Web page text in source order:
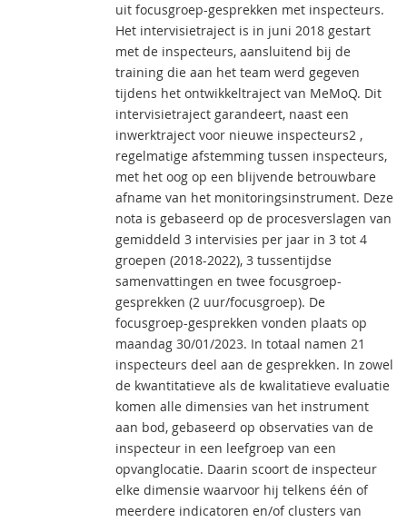
uit focusgroep-gesprekken met inspecteurs.
Het intervisietraject is in juni 2018 gestart
met de inspecteurs, aansluitend bij de
training die aan het team werd gegeven
tijdens het ontwikkeltraject van MeMoQ. Dit
intervisietraject garandeert, naast een
inwerktraject voor nieuwe inspecteurs2 ,
regelmatige afstemming tussen inspecteurs,
met het oog op een blijvende betrouwbare
afname van het monitoringsinstrument. Deze
nota is gebaseerd op de procesverslagen van
gemiddeld 3 intervisies per jaar in 3 tot 4
groepen (2018-2022), 3 tussentijdse
samenvattingen en twee focusgroep-
gesprekken (2 uur/focusgroep). De
focusgroep-gesprekken vonden plaats op
maandag 30/01/2023. In totaal namen 21
inspecteurs deel aan de gesprekken. In zowel
de kwantitatieve als de kwalitatieve evaluatie
komen alle dimensies van het instrument
aan bod, gebaseerd op observaties van de
inspecteur in een leefgroep van een
opvanglocatie. Daarin scoort de inspecteur
elke dimensie waarvoor hij telkens één of
meerdere indicatoren en/of clusters van